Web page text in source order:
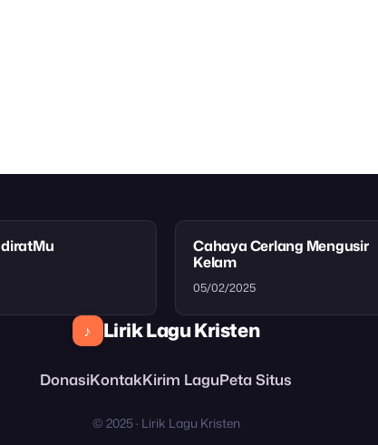
Cahaya Cerlang Mengusir
Kelam
05/02/2025
♪ Lirik Lagu Kristen
DonasiKontakKirim LaguPeta Situs
© 2025 · Lirik Lagu Kristen